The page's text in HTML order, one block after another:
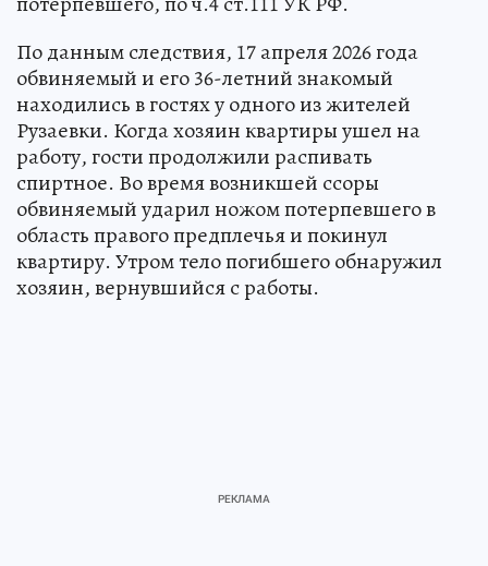
По данным следствия, 17 апреля 2026 года
обвиняемый и его 36-летний знакомый
находились в гостях у одного из жителей
Рузаевки. Когда хозяин квартиры ушел на
работу, гости продолжили распивать
спиртное. Во время возникшей ссоры
обвиняемый ударил ножом потерпевшего в
область правого предплечья и покинул
квартиру. Утром тело погибшего обнаружил
хозяин, вернувшийся с работы.